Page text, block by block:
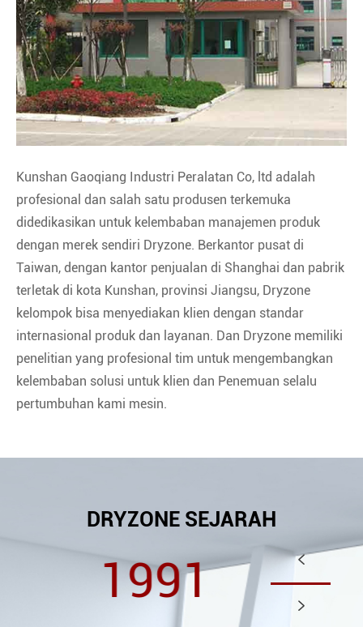
Kunshan Gaoqiang Industri Peralatan Co, ltd adalah
profesional dan salah satu produsen terkemuka
didedikasikan untuk kelembaban manajemen produk
dengan merek sendiri Dryzone. Berkantor pusat di
Taiwan, dengan kantor penjualan di Shanghai dan pabrik
terletak di kota Kunshan, provinsi Jiangsu, Dryzone
kelompok bisa menyediakan klien dengan standar
internasional produk dan layanan. Dan Dryzone memiliki
penelitian yang profesional tim untuk mengembangkan
kelembaban solusi untuk klien dan Penemuan selalu
pertumbuhan kami mesin.
DRYZONE SEJARAH
1991 
